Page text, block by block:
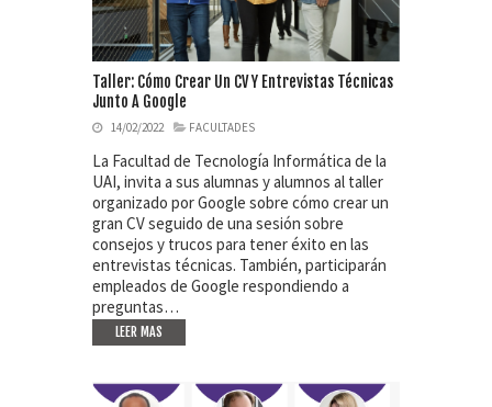
Taller: Cómo Crear Un CV Y Entrevistas Técnicas
Junto A Google
14/02/2022 FACULTADES
La Facultad de Tecnología Informática de la
UAI, invita a sus alumnas y alumnos al taller
organizado por Google sobre cómo crear un
gran CV seguido de una sesión sobre
consejos y trucos para tener éxito en las
entrevistas técnicas. También, participarán
empleados de Google respondiendo a
preguntas…
LEER MAS